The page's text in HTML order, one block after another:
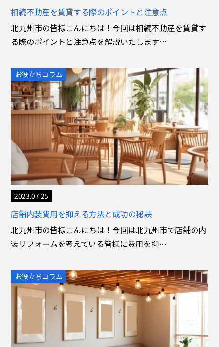
相続不動産を賃貸する際のポイントと注意点
北九州市の皆様こんにちは！今回は相続不動産を賃貸す
る際のポイントと注意点を解説いたします…
お役立ちコラム
2023.07.25
店舗内装費用を抑える方法と成功の秘訣
北九州市の皆様こんにちは！今回は北九州市で店舗の内
装リフォームを考えている皆様に費用を抑…
お役立ちコラム